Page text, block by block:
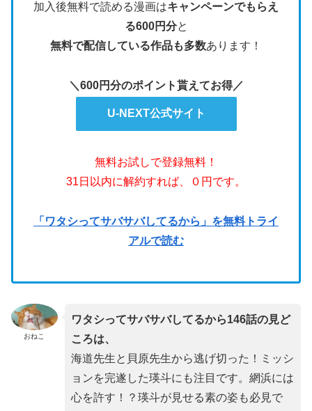
加入後無料で読める漫画はキャンペーンでもらえ
る600円分と
無料で配信している作品も多数あります！
＼600円分のポイント貰えてお得／
U-NEXT公式サイト
無料お試しで登録無料！
31日以内に解約すれば、０円です。
「ワタシってサバサバしてるから」を無料トライ
アルで読む
おねこ
ワタシってサバサバしてるから146話の見ど
ころは、
海道先生と貝原先生から逃げ切った！ミッシ
ョンを完遂した瑛斗にも注目です。網浜には
心を許す！？瑛斗が見せる素の姿も必見で